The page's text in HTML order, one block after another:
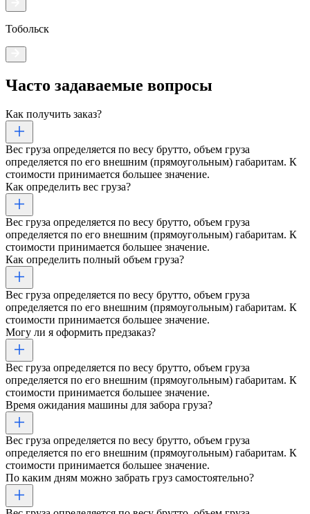
Тобольск
Часто задаваемые вопросы
Как получить заказ?
Вес груза определяется по весу брутто, объем груза
определяется по его внешним (прямоугольным) габаритам. К
стоимости принимается большее значение.
Как определить вес груза?
Вес груза определяется по весу брутто, объем груза
определяется по его внешним (прямоугольным) габаритам. К
стоимости принимается большее значение.
Как определить полный объем груза?
Вес груза определяется по весу брутто, объем груза
определяется по его внешним (прямоугольным) габаритам. К
стоимости принимается большее значение.
Могу ли я оформить предзаказ?
Вес груза определяется по весу брутто, объем груза
определяется по его внешним (прямоугольным) габаритам. К
стоимости принимается большее значение.
Время ожидания машины для забора груза?
Вес груза определяется по весу брутто, объем груза
определяется по его внешним (прямоугольным) габаритам. К
стоимости принимается большее значение.
По каким дням можно забрать груз самостоятельно?